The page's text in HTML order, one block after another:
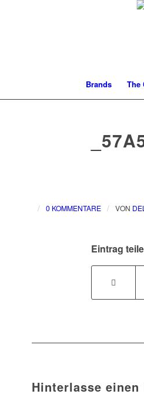
Brands The
/ 0 KOMMENTARE / VON
Eintrag
Hinterlasse einen